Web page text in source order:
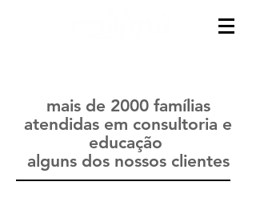
mais de 2000 famílias
atendidas em consultoria e
educação
alguns dos nossos clientes